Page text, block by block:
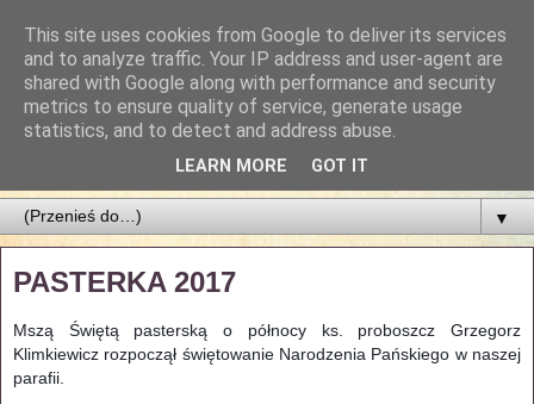
Parafia Najświętszego
Zbawiciela
PARAFIA NAJŚWIĘTSZEGO ZBAWICIELA W ŁODZI
▼
PASTERKA 2017
Mszą Świętą pasterską o północy ks. proboszcz Grzegorz
Klimkiewicz rozpoczął świętowanie Narodzenia Pańskiego w naszej
parafii.
This site uses cookies from Google to deliver its services
and to analyze traffic. Your IP address and user-agent are
shared with Google along with performance and security
metrics to ensure quality of service, generate usage
statistics, and to detect and address abuse.
LEARN MORE GOT IT